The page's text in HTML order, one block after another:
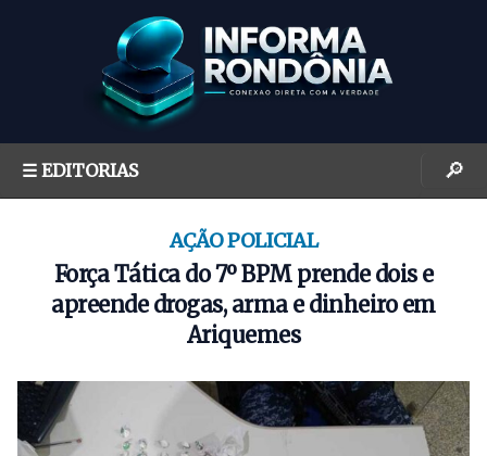
☰ EDITORIAS 🔎
AÇÃO POLICIAL
Força Tática do 7º BPM prende dois e
apreende drogas, arma e dinheiro em
Ariquemes